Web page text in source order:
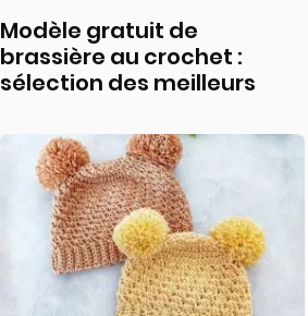
Modèle gratuit de
brassière au crochet :
sélection des meilleurs